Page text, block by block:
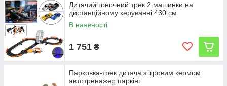
Дитячий гоночний трек 2 машинки на
дистанційному керуванні 430 см
В наявності
1 751 ₴
Парковка-трек дитяча з ігровим кермом
автотренажер паркінг